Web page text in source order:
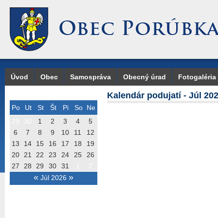
Úvod Obec Samospráva Obecný úrad Fotogaléria
Po Ut St Št Pi So Ne
« Júl 2026 »
1 2 3 4
5
6
7 8 9 10 11
12
13
14 15 16 17 18
19
20
21 22 23 24 25
26
27
28 29 30 31
Kalendár podujatí - Júl